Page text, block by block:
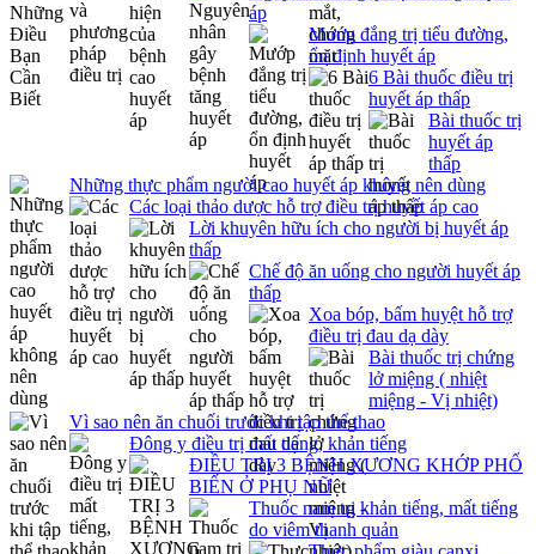
áp
Mướp đắng trị tiểu đường,
ổn định huyết áp
6 Bài thuốc điều trị
huyết áp thấp
Bài thuốc trị
huyết áp
thấp
Những thực phẩm người cao huyết áp không nên dùng
Các loại thảo dược hỗ trợ điều trị huyết áp cao
Lời khuyên hữu ích cho người bị huyết áp
thấp
Chế độ ăn uống cho người huyết áp
thấp
Xoa bóp, bấm huyệt hỗ trợ
điều trị đau dạ dày
Bài thuốc trị chứng
lở miệng ( nhiệt
miệng - Vị nhiệt)
Vì sao nên ăn chuối trước khi tập thể thao
Đông y điều trị mất tiếng, khản tiếng
ĐIỀU TRỊ 3 BỆNH XƯƠNG KHỚP PHỔ
BIẾN Ở PHỤ NỮ
Thuốc nam trị khản tiếng, mất tiếng
do viêm thanh quản